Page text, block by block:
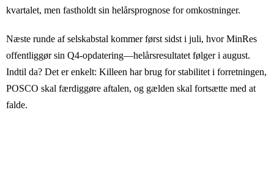
kvartalet, men fastholdt sin helårsprognose for omkostninger.
Næste runde af selskabstal kommer først sidst i juli, hvor MinRes
offentliggør sin Q4-opdatering—helårsresultatet følger i august.
Indtil da? Det er enkelt: Killeen har brug for stabilitet i forretningen,
POSCO skal færdiggøre aftalen, og gælden skal fortsætte med at
falde.